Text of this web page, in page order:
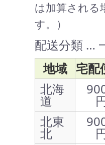
は加算される
す。）
配送分類 …
地域 宅配
北海
道
北東
北